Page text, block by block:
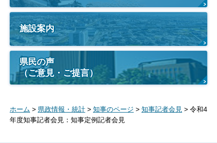
施設案内
県民の声
（ご意見・ご提言）
ホーム > 県政情報・統計 > 知事のページ > 知事記者会見 > 令和4
年度知事記者会見：知事定例記者会見